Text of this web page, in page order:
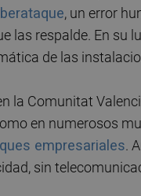
, un error
las respalde. En su
de las
la Comunitat
en numerosos
empresariales.
sin